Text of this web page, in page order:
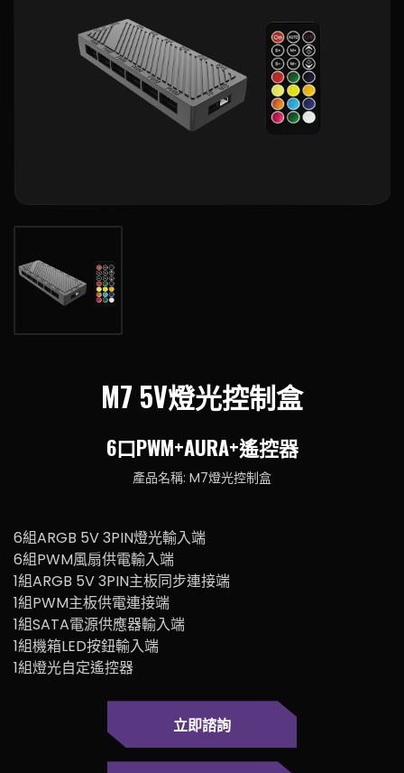
M7 5V燈光控制盒
6口PWM+AURA+遙控器
產品名稱: M7燈光控制盒
6組ARGB 5V 3PIN燈光輸入端
6組PWM風扇供電輸入端
1組ARGB 5V 3PIN主板同步連接端
1組PWM主板供電連接端
1組SATA電源供應器輸入端
1組機箱LED按鈕輸入端
1組燈光自定遙控器
立即諮詢